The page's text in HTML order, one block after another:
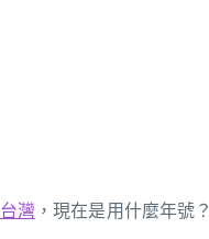
台灣 ，現在是用什麼年號？